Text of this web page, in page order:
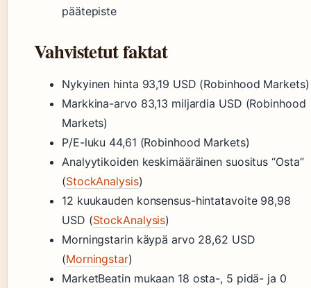
päätepiste
Vahvistetut faktat
Nykyinen hinta 93,19 USD (Robinhood Markets)
Markkina-arvo 83,13 miljardia USD (Robinhood
Markets)
P/E-luku 44,61 (Robinhood Markets)
Analyytikoiden keskimääräinen suositus “Osta”
(StockAnalysis)
12 kuukauden konsensus-hintatavoite 98,98
USD (StockAnalysis)
Morningstarin käypä arvo 28,62 USD
(Morningstar)
MarketBeatin mukaan 18 osta-, 5 pidä- ja 0